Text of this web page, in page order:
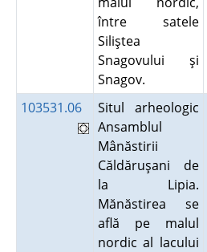
între satele
Siliştea
Snagovului şi
Snagov.
103531.06
Situl arheologic
Ansamblul
Mânăstirii
Căldăruşani de
la Lipia.
Mănăstirea se
află pe malul
nordic al lacului